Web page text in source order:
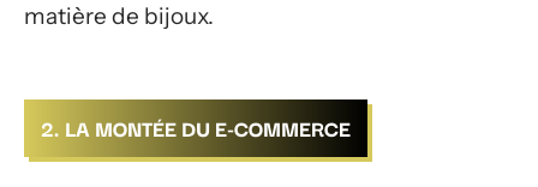
matière de bijoux.
2. LA MONTÉE DU E-COMMERCE